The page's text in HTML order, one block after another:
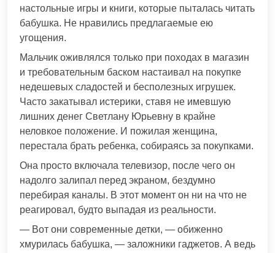
настольные игры и книги, которые пыталась читать
бабушка. Не нравились предлагаемые ею
угощения.
Мальчик оживлялся только при походах в магазин
и требовательным баском настаивал на покупке
недешевых сладостей и бесполезных игрушек.
Часто закатывал истерики, ставя не имевшую
лишних денег Светлану Юрьевну в крайне
неловкое положение. И пожилая женщина,
перестала брать ребенка, собираясь за покупками.
Она просто включала телевизор, после чего он
надолго залипал перед экраном, бездумно
перебирая каналы. В этот момент он ни на что не
реагировал, будто выпадая из реальности.
— Вот они современные детки, — обиженно
хмурилась бабушка, — заложники гаджетов. А ведь